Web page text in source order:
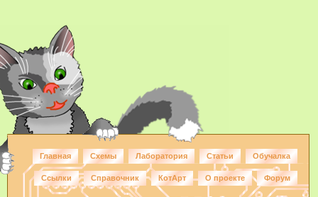
Главная Схемы Лаборатория Статьи Обучалка
Ссылки Справочник КотАрт О проекте Форум